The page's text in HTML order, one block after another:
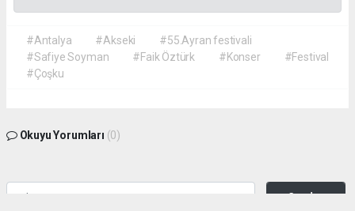
#Antalya #Akseki
#55.Ayran festivali
#Safiye Soyman
#Faik Öztürk #Konser
#Festival
#Çoşku
Okuyu Yorumları (0)
Gonder